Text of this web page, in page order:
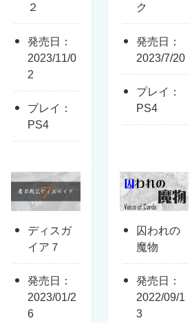
２
発売日：
2023/11/0
2
プレイ：
PS4
ク
発売日：
2023/7/20
プレイ：
PS4
ディスガ
イア７
発売日：
2023/01/2
6
囚われの
魔物
発売日：
2022/09/1
3